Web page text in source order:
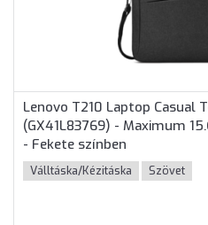
Lenovo T210 Laptop Casual
(GX41L83769) - Maximum
- Fekete színben
Válltáska/Kézitáska Szövet